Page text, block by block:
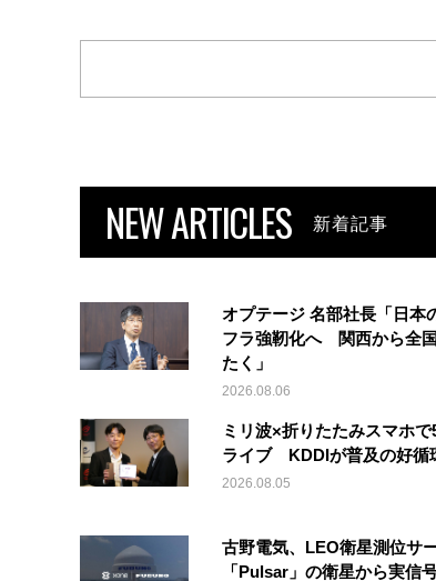
NEW ARTICLES 新着記事
オプテージ 名部社長「日本
フラ強靭化へ 関西から全
たく」
2026.08.06
ミリ波×折りたたみスマホ
ライブ KDDIが普及の好循
2026.08.05
古野電気、LEO衛星測位サ
「Pulsar」の衛星から実信